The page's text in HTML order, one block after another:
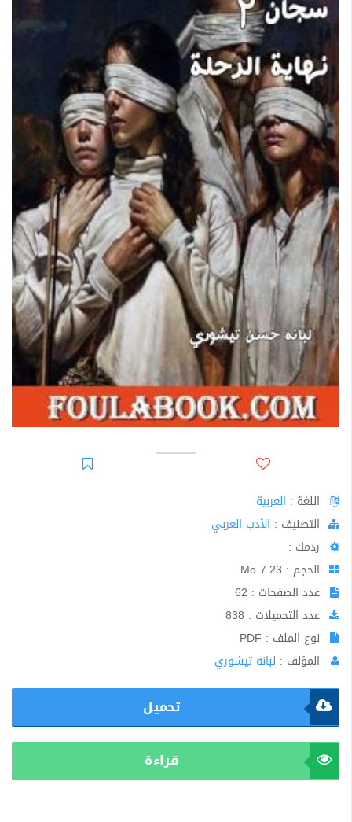
اللغة : العربية
اﻟﺘﺼﻨﻴﻒ : الأدب العربي
ردمك :
الحجم : 7.23 Mo
عدد الصفحات : 62
عدد التحميلات : 838
نوع الملف : PDF
المؤلف : لبانه تيشوري
تحميل
قراءة